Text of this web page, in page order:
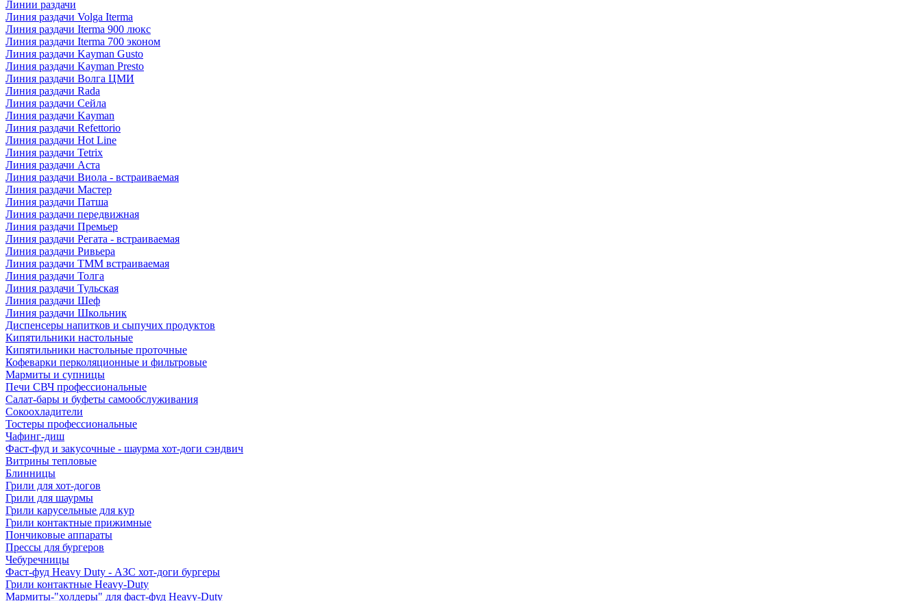
Линии раздачи
Линия раздачи Volga Iterma
Линия раздачи Iterma 900 люкс
Линия раздачи Iterma 700 эконом
Линия раздачи Kayman Gusto
Линия раздачи Kayman Presto
Линия раздачи Волга ЦМИ
Линия раздачи Rada
Линия раздачи Сейла
Линия раздачи Kayman
Линия раздачи Refettorio
Линия раздачи Hot Line
Линия раздачи Tetrix
Линия раздачи Аста
Линия раздачи Виола - встраиваемая
Линия раздачи Мастер
Линия раздачи Патша
Линия раздачи передвижная
Линия раздачи Премьер
Линия раздачи Регата - встраиваемая
Линия раздачи Ривьера
Линия раздачи ТММ встраиваемая
Линия раздачи Толга
Линия раздачи Тульская
Линия раздачи Шеф
Линия раздачи Школьник
Диспенсеры напитков и сыпучих продуктов
Кипятильники настольные
Кипятильники настольные проточные
Кофеварки перколяционные и фильтровые
Мармиты и супницы
Печи СВЧ профессиональные
Салат-бары и буфеты самообслуживания
Сокоохладители
Тостеры профессиональные
Чафинг-диш
Фаст-фуд и закусочные - шаурма хот-доги сэндвич
Витрины тепловые
Блинницы
Грили для хот-догов
Грили для шаурмы
Грили карусельные для кур
Грили контактные прижимные
Пончиковые аппараты
Прессы для бургеров
Чебуречницы
Фаст-фуд Heavy Duty - АЗС хот-доги бургеры
Грили контактные Heavy-Duty
Мармиты-"холдеры" для фаст-фуд Heavy-Duty